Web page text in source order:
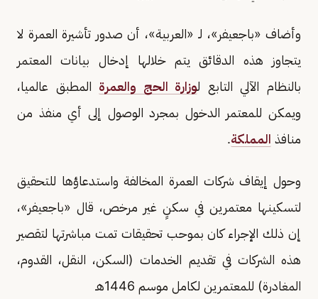
وأضاف «باجعيفر»، لـ «العربية»، أن صدور تأشيرة العمرة لا
يتجاوز هذه الدقائق يتم خلالها إدخال بيانات المعتمر
بالنظام الآلي التابع لوزارة الحج والعمرة المطبق عالميا،
ويمكن للمعتمر الدخول بمجرد الوصول إلى أي منفذ من
منافذ المملكة.
وحول إيقاف شركات العمرة المخالفة واستدعاؤها للتحقيق
لتسكينها معتمرين في سكنٍ غير مرخص، قال «باجعيفر»،
إن ذلك الإجراء كان بموحب تحقيقات تمت مباشرتها لتقصير
هذه الشركات في تقديم الخدمات (السكن، النقل، القدوم،
المغادرة) للمعتمرين لكامل موسم 1446هـ